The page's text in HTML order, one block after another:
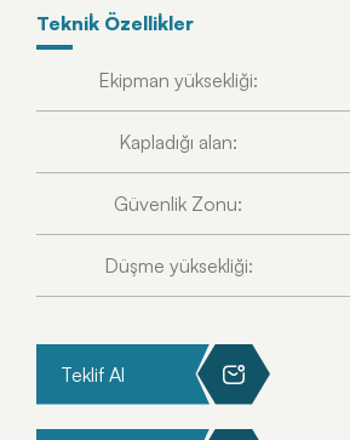
Tekni̇k Özelli̇kler
Ekipman yüksekliği:
Kapladığı alan:
Güvenlik Zonu:
Düşme yüksekliği:
Teklif Al